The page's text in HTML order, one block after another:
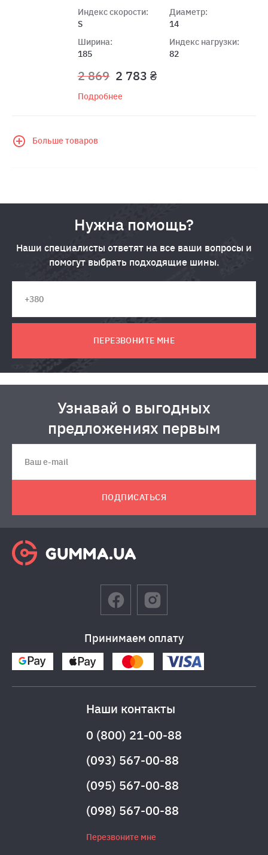
Индекс скорости:
S
Ширина:
185
Диаметр:
14
Индекс нагрузки:
82
2 869 2 783 ₴
Подробнее
Больше товаров
Нужна помощь?
Наши специалисты ответят на все ваши вопросы и
помогут выбрать подходящие шины.
ПЕРЕЗВОНИТЕ МНЕ
Узнавай о выгодных
предложениях первым
ПОДПИСАТЬСЯ
Принимаем оплату
Наши контакты
0 (800) 21-00-88
(093) 567-00-88
(095) 567-00-88
(098) 567-00-88
Перезвоните мне